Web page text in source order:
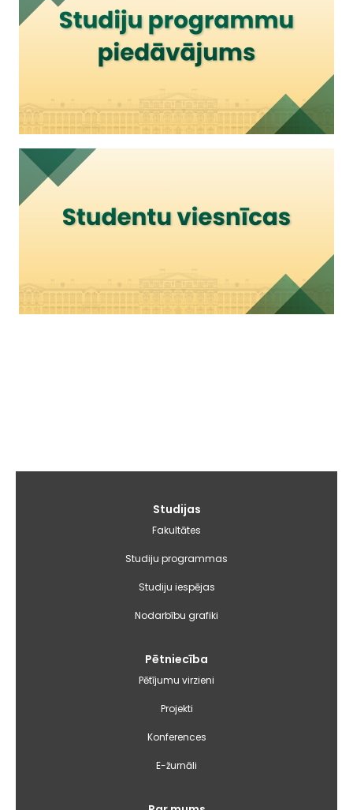
Studijas
Fakultātes
Studiju programmas
Studiju iespējas
Nodarbību grafiki
Pētniecība
Pētījumu virzieni
Projekti
Konferences
E-žurnāli